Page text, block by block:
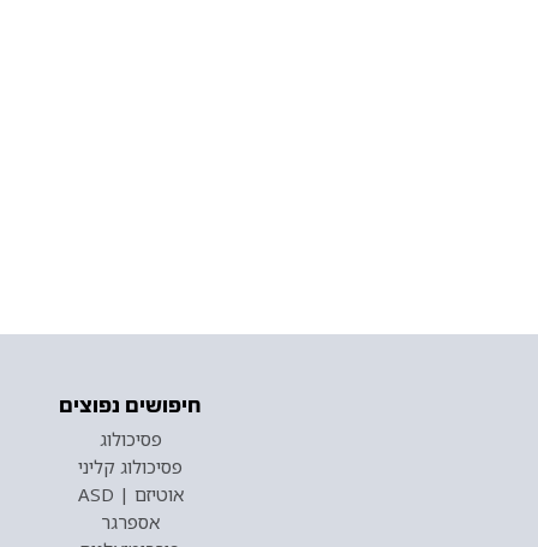
חיפושים נפוצים
פסיכולוג
פסיכולוג קליני
אוטיזם | ASD
אספרגר